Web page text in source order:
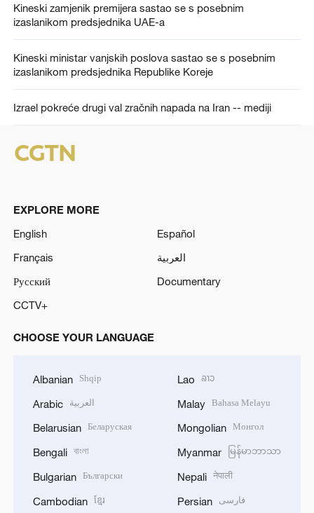
Kineski zamjenik premijera sastao se s posebnim
izaslanikom predsjednika UAE-a
Kineski ministar vanjskih poslova sastao se s posebnim
izaslanikom predsjednika Republike Koreje
Izrael pokreće drugi val zračnih napada na Iran -- mediji
EXPLORE MORE
English
Español
Français
العربية
Русский
Documentary
CCTV+
CHOOSE YOUR LANGUAGE
Albanian Shqip
Arabic العربية
Belarusian Беларуская
Bengali বাংলা
Bulgarian Български
Cambodian ខ្មែរ
Lao ລາວ
Malay Bahasa Melayu
Mongolian Монгол
Myanmar မြန်မာဘာသာ
Nepali नेपाली
Persian فارسی